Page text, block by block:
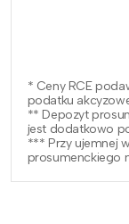
* Ceny RCE
podatku
** Depozyt
jest dodatkowo
*** Przy ujemnej
prosumenckiego